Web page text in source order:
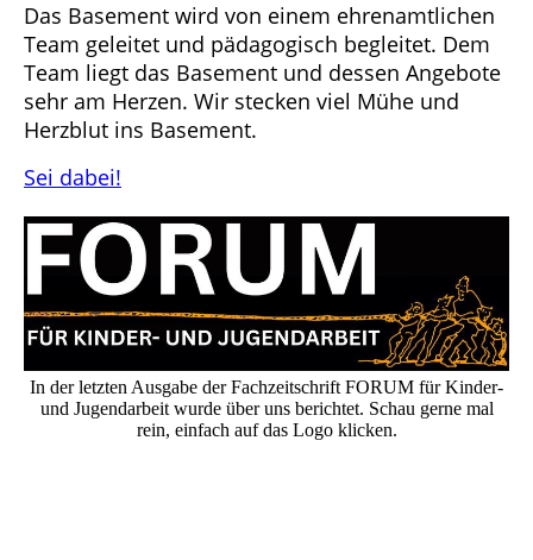
Das Basement wird von einem ehrenamtlichen
Team geleitet und pädagogisch begleitet. Dem
Team liegt das Basement und dessen Angebote
sehr am Herzen. Wir stecken viel Mühe und
Herzblut ins Basement.
Sei dabei!
In der letzten Ausgabe der Fachzeitschrift FORUM für Kinder-
und Jugendarbeit wurde über uns berichtet. Schau gerne mal
rein, einfach auf das Logo klicken.